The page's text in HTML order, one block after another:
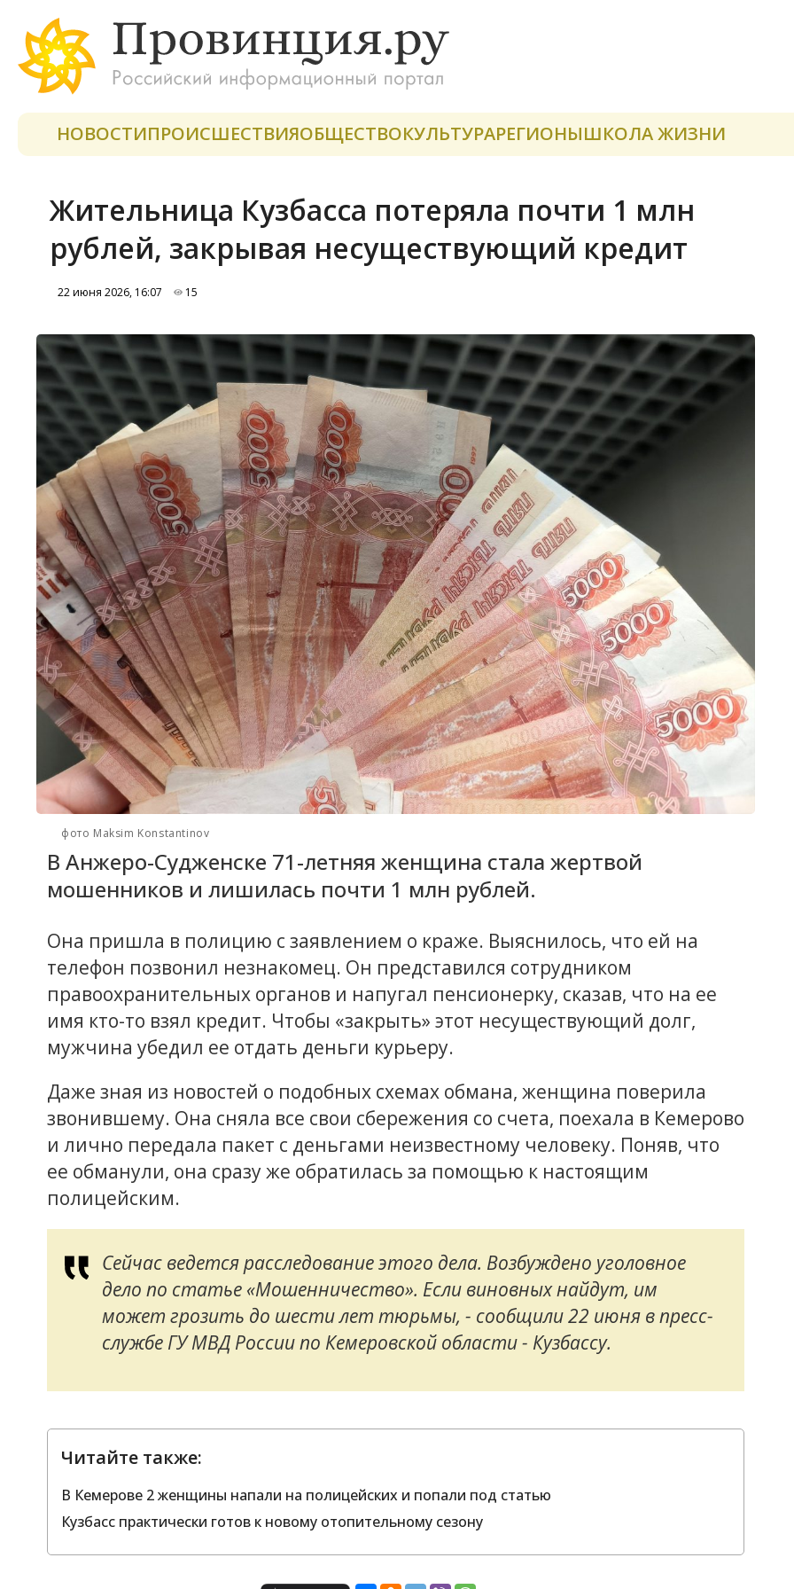
НОВОСТИПРОИСШЕСТВИЯОБЩЕСТВОКУЛЬТУРАРЕГИОНЫШКОЛА ЖИЗНИ
Жительница Кузбасса потеряла почти 1 млн
рублей, закрывая несуществующий кредит
22 июня 2026, 16:07 15
фото Maksim Konstantinov
В Анжеро-Судженске 71-летняя женщина стала жертвой
мошенников и лишилась почти 1 млн рублей.
Она пришла в полицию с заявлением о краже. Выяснилось, что ей на
телефон позвонил незнакомец. Он представился сотрудником
правоохранительных органов и напугал пенсионерку, сказав, что на ее
имя кто-то взял кредит. Чтобы «закрыть» этот несуществующий долг,
мужчина убедил ее отдать деньги курьеру.
Даже зная из новостей о подобных схемах обмана, женщина поверила
звонившему. Она сняла все свои сбережения со счета, поехала в Кемерово
и лично передала пакет с деньгами неизвестному человеку. Поняв, что
ее обманули, она сразу же обратилась за помощью к настоящим
полицейским.
Сейчас ведется расследование этого дела. Возбуждено уголовное
дело по статье «Мошенничество». Если виновных найдут, им
может грозить до шести лет тюрьмы, - сообщили 22 июня в пресс-
службе ГУ МВД России по Кемеровской области - Кузбассу.
Читайте также:
В Кемерове 2 женщины напали на полицейских и попали под статью
Кузбасс практически готов к новому отопительному сезону